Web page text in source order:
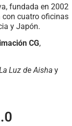
fundada en 2002
con cuatro oficinas
y Japón.
CG,
Luz de Aisha y